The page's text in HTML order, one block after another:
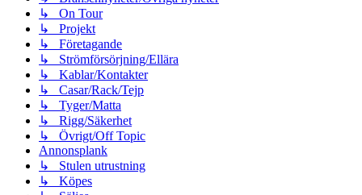
↳ On Tour
↳ Projekt
↳ Företagande
↳ Strömförsörjning/Ellära
↳ Kablar/Kontakter
↳ Casar/Rack/Tejp
↳ Tyger/Matta
↳ Rigg/Säkerhet
↳ Övrigt/Off Topic
Annonsplank
↳ Stulen utrustning
↳ Köpes